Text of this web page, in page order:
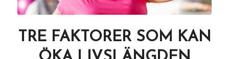
TRE FAKTORER SOM KAN